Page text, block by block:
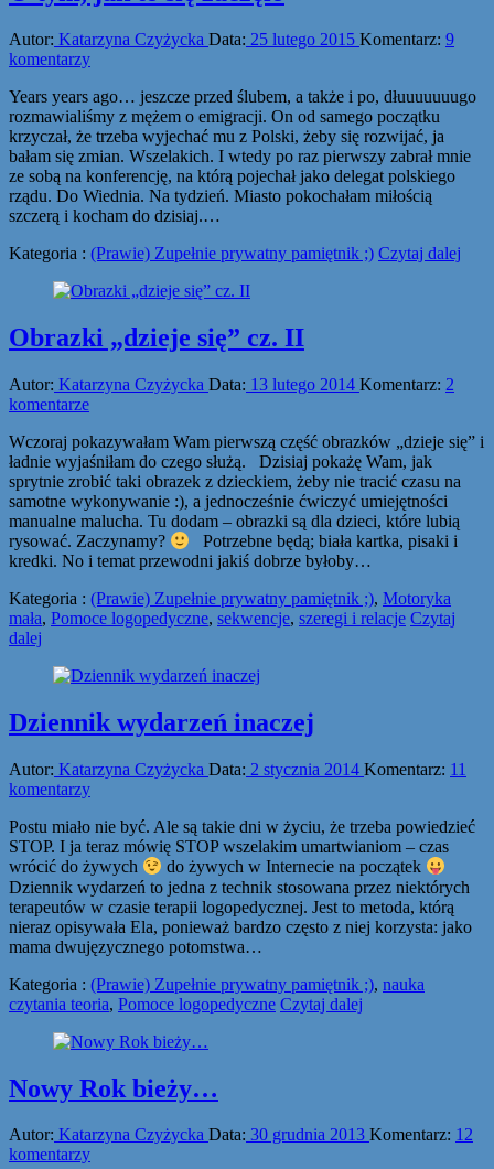
Autor: Katarzyna Czyżycka Data: 25 lutego 2015 Komentarz: 9
komentarzy
Years years ago… jeszcze przed ślubem, a także i po, dłuuuuuuugo
rozmawialiśmy z mężem o emigracji. On od samego początku
krzyczał, że trzeba wyjechać mu z Polski, żeby się rozwijać, ja
bałam się zmian. Wszelakich. I wtedy po raz pierwszy zabrał mnie
ze sobą na konferencję, na którą pojechał jako delegat polskiego
rządu. Do Wiednia. Na tydzień. Miasto pokochałam miłością
szczerą i kocham do dzisiaj.…
Kategoria : (Prawie) Zupełnie prywatny pamiętnik ;) Czytaj dalej
Obrazki „dzieje się” cz. II
Autor: Katarzyna Czyżycka Data: 13 lutego 2014 Komentarz: 2
komentarze
Wczoraj pokazywałam Wam pierwszą część obrazków „dzieje się” i
ładnie wyjaśniłam do czego służą. Dzisiaj pokażę Wam, jak
sprytnie zrobić taki obrazek z dzieckiem, żeby nie tracić czasu na
samotne wykonywanie :), a jednocześnie ćwiczyć umiejętności
manualne malucha. Tu dodam – obrazki są dla dzieci, które lubią
rysować. Zaczynamy?
Potrzebne będą; biała kartka, pisaki i
kredki. No i temat przewodni jakiś dobrze byłoby…
Kategoria : (Prawie) Zupełnie prywatny pamiętnik ;), Motoryka
mała, Pomoce logopedyczne, sekwencje, szeregi i relacje Czytaj
dalej
Dziennik wydarzeń inaczej
Autor: Katarzyna Czyżycka Data: 2 stycznia 2014 Komentarz: 11
komentarzy
Postu miało nie być. Ale są takie dni w życiu, że trzeba powiedzieć
STOP. I ja teraz mówię STOP wszelakim umartwianiom – czas
wrócić do żywych
do żywych w Internecie na początek
Dziennik wydarzeń to jedna z technik stosowana przez niektórych
terapeutów w czasie terapii logopedycznej. Jest to metoda, którą
nieraz opisywała Ela, ponieważ bardzo często z niej korzysta: jako
mama dwujęzycznego potomstwa…
Kategoria : (Prawie) Zupełnie prywatny pamiętnik ;), nauka
czytania teoria, Pomoce logopedyczne Czytaj dalej
Nowy Rok bieży…
Autor: Katarzyna Czyżycka Data: 30 grudnia 2013 Komentarz: 12
komentarzy